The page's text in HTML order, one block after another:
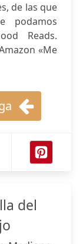
de las que
podamos
Reads.
«Me
del